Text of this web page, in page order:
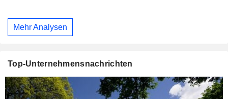
Mehr Analysen
Top-Unternehmensnachrichten